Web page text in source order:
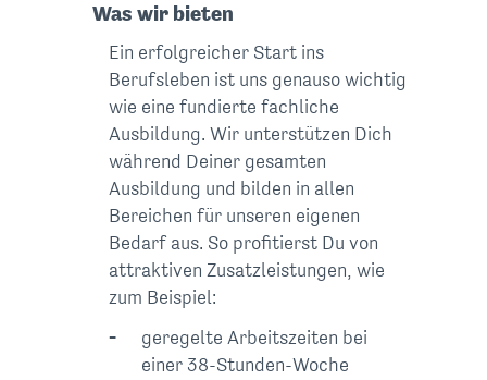
Was wir bieten
Ein erfolgreicher Start ins
Berufsleben ist uns genauso wichtig
wie eine fundierte fachliche
Ausbildung. Wir unterstützen Dich
während Deiner gesamten
Ausbildung und bilden in allen
Bereichen für unseren eigenen
Bedarf aus. So profitierst Du von
attraktiven Zusatzleistungen, wie
zum Beispiel:
geregelte Arbeitszeiten bei
einer 38-Stunden-Woche